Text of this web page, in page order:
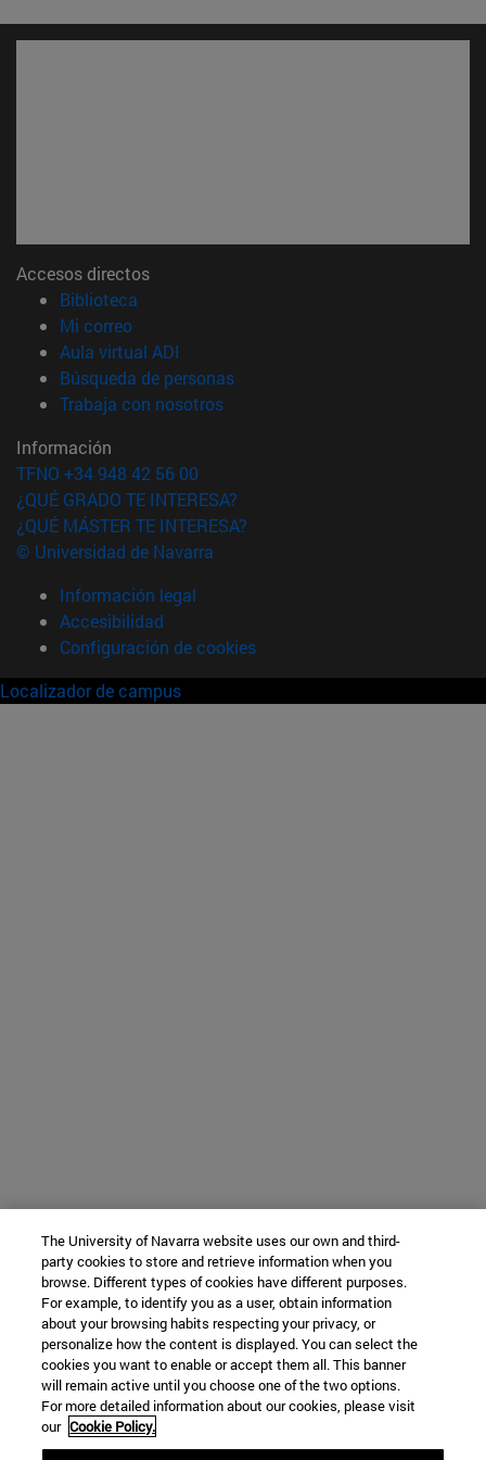
Accesos directos
Biblioteca
Mi correo(abre en nueva ventana)
Aula virtual ADI
Búsqueda de personas(abre en nueva ventana)
Trabaja con nosotros(abre en nueva ventana)
Información
TFNO +34 948 42 56 00
¿QUÉ GRADO TE INTERESA?
¿QUÉ MÁSTER TE INTERESA?
© Universidad de Navarra
Información legal
Accesibilidad
Configuración de cookies
Localizador de campus
The University of Navarra website uses our own and third-
party cookies to store and retrieve information when you
browse. Different types of cookies have different purposes.
For example, to identify you as a user, obtain information
about your browsing habits respecting your privacy, or
personalize how the content is displayed. You can select the
cookies you want to enable or accept them all. This banner
will remain active until you choose one of the two options.
For more detailed information about our cookies, please visit
our Cookie Policy.